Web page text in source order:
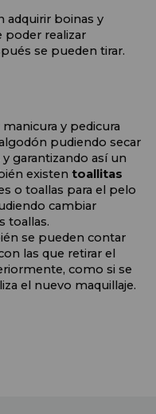
adquirir boinas y
poder realizar
se pueden tirar.
manicura y pedicura
pudiendo secar
garantizando así un
existen toallitas
o toallas para el pelo
cambiar
toallas.
se pueden contar
las que retirar el
como si se
el nuevo maquillaje.